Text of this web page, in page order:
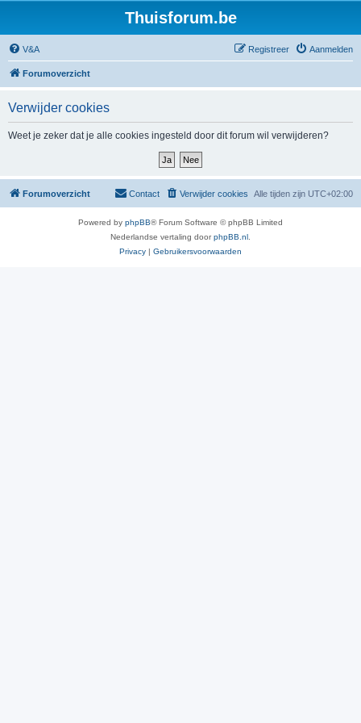
Thuisforum.be
V&A Aanmelden
Registreer
Forumoverzicht
Verwijder cookies
Weet je zeker dat je alle cookies ingesteld door dit forum wil verwijderen?
Forumoverzicht Alle tijden zijn UTC+02:00
Verwijder cookies
Contact
Powered by phpBB® Forum Software © phpBB Limited
Nederlandse vertaling doorphpBB.nl
Privacy | Gebruikersvoorwaarden